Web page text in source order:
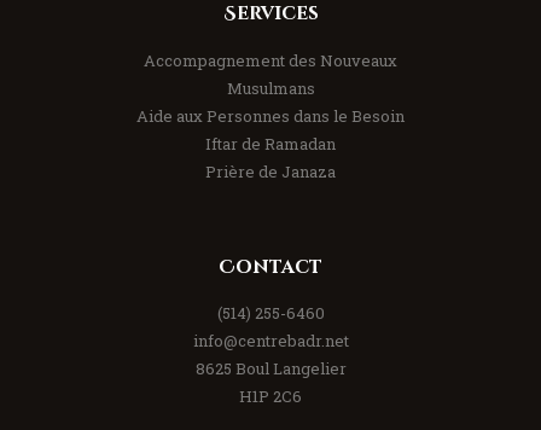
Services
Accompagnement des Nouveaux
Musulmans
Aide aux Personnes dans le Besoin
Iftar de Ramadan
Prière de Janaza
Contact
(514) 255-6460
info@centrebadr.net
8625 Boul Langelier
H1P 2C6